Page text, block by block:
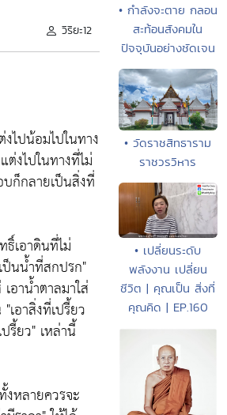
วิริยะ12
ไปน้อมไปในทาง
ต่งไปในทางที่ไม่
ก็กลายเป็นสิ่งที่
เอาดินที่ไม่
ป็นน้ำที่สกปรก"
อาน้ำตาลมาใส่
"เอาสิ่งที่เปรี้ยว
รี้ยว" เหล่านี้
งหลายควรจะ
• กำลังจะตาย กลอน
สะท้อนสังคมใน
ปัจจุบันอย่างชัดเจน
• วัดราชสิทธาราม
ราชวรวิหาร
• เปลี่ยนระดับ
พลังงาน เปลี่ยน
ชีวิต | คุณเป็น สิ่งที่
คุณคิด | EP.160